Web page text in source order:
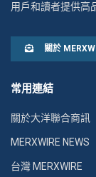
用戶和讀者提供高
關於
常用連結
關於大洋聯合商訊
MERXWIRE NEWS
台灣 MERXWIRE